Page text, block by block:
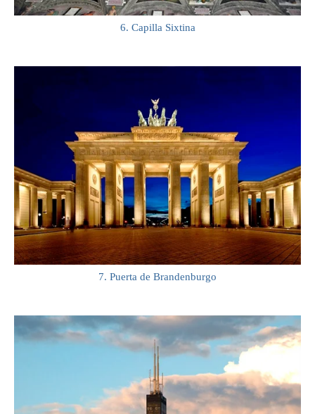
6. Capilla Sixtina
7. Puerta de Brandenburgo